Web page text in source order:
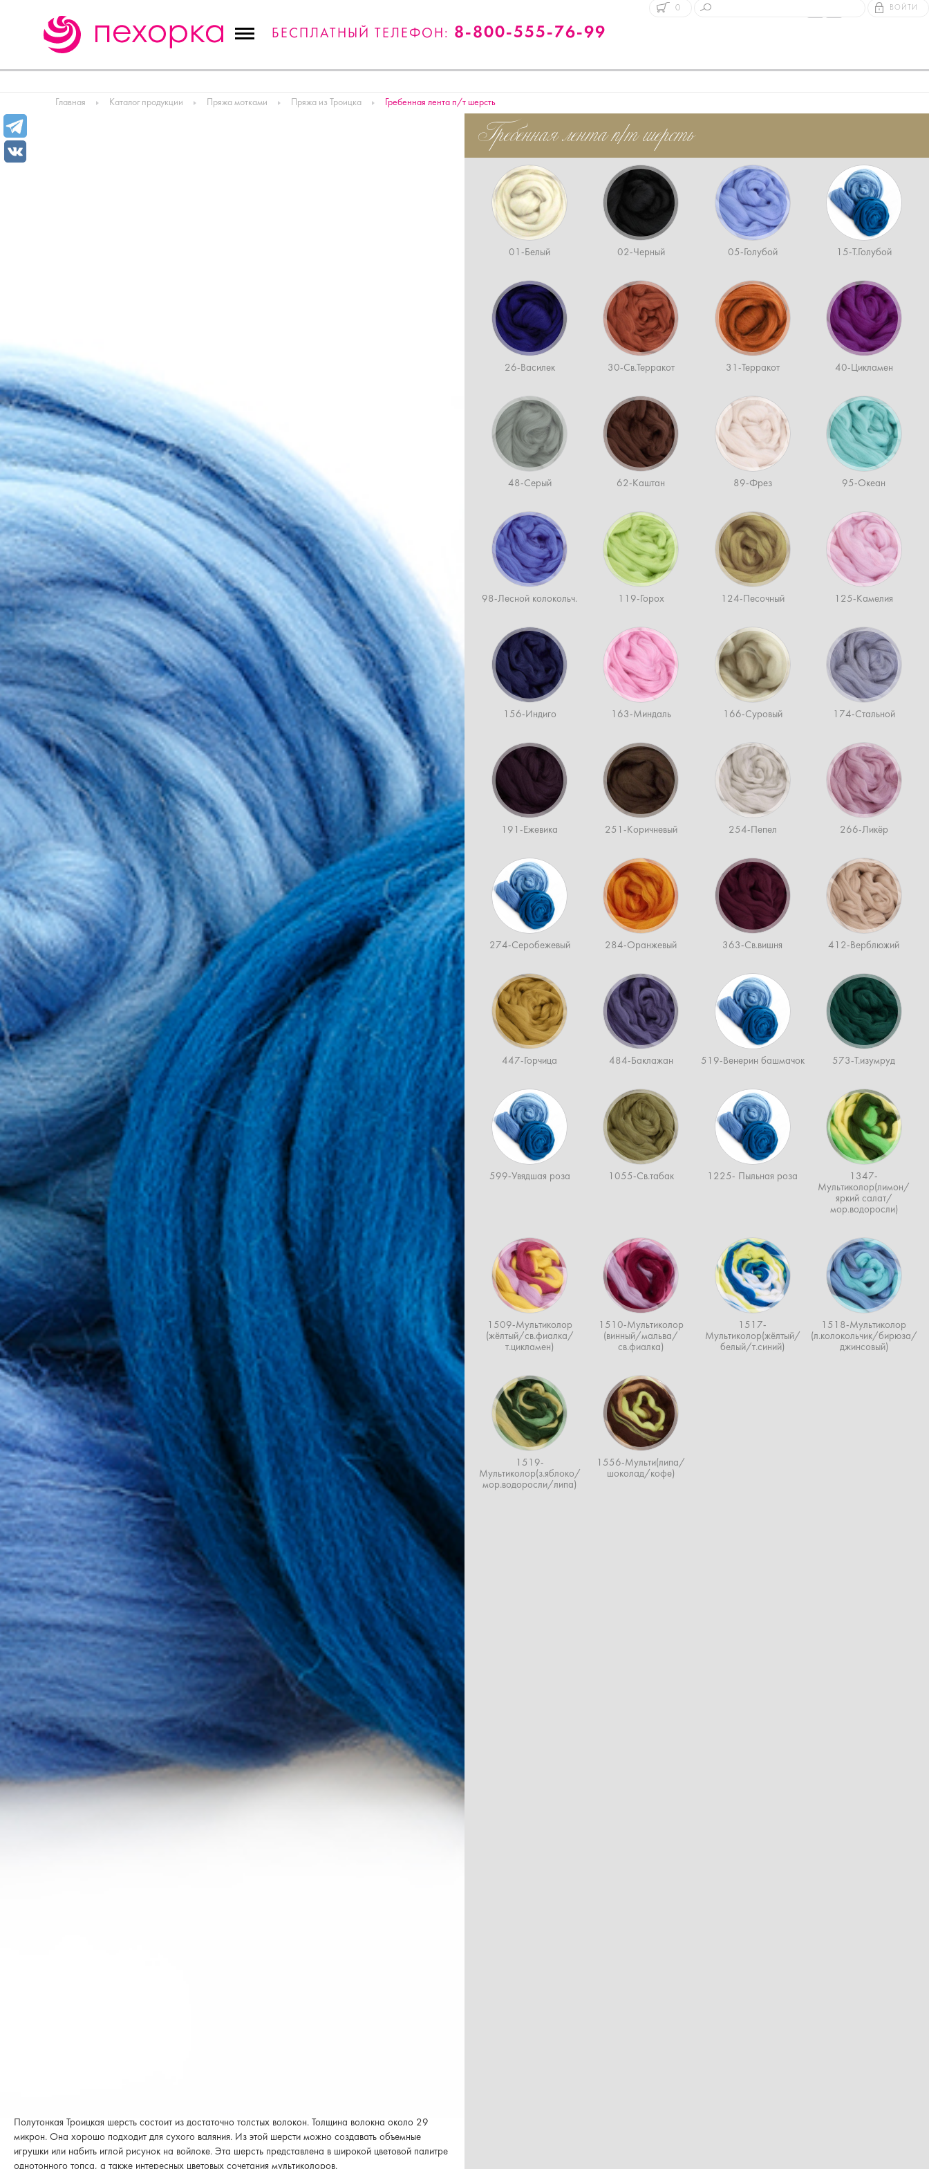
БЕСПЛАТНЫЙ ТЕЛЕФОН: 8-800-555-76-99
0 ВОЙТИ
Главная Каталог продукции Пряжа мотками Пряжа из Троицка Гребенная лента п/т шерсть
Полутонкая Троицкая шерсть состоит из достаточно толстых волокон. Толщина волокна около 29
микрон. Она хорошо подходит для сухого валяния. Из этой шерсти можно создавать объемные
игрушки или набить иглой рисунок на войлоке. Эта шерсть представлена в широкой цветовой палитре
однотонного топса, а также интересных цветовых сочетания мультиколоров.
Гребенная лента п/т шерсть
01-Белый 02-Черный 05-Голубой 15-Т.Голубой
26-Василек 30-Св.Терракот 31-Терракот 40-Цикламен
48-Серый 62-Каштан 89-Фрез 95-Океан
98-Лесной колокольч. 119-Горох 124-Песочный 125-Камелия
156-Индиго 163-Миндаль 166-Суровый 174-Стальной
191-Ежевика 251-Коричневый 254-Пепел 266-Ликёр
274-Серобежевый 284-Оранжевый 363-Св.вишня 412-Верблюжий
447-Горчица 484-Баклажан 519-Венерин башмачок 573-Т.изумруд
599-Увядшая роза 1055-Св.табак 1225- Пыльная роза
1347-
Мультиколор(лимон/
яркий салат/
мор.водоросли)
1509-Мультиколор
(жёлтый/св.фиалка/
т.цикламен)
1510-Мультиколор
(винный/мальва/
св.фиалка)
1517-
Мультиколор(жёлтый/
белый/т.синий)
1518-Мультиколор
(л.колокольчик/бирюза/
джинсовый)
1519-
Мультиколор(з.яблоко/
мор.водоросли/липа)
1556-Мульти(липа/
шоколад/кофе)